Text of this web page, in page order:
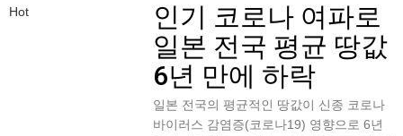
Hot 인기 코로나 여파로
일본 전국 평균 땅값
6년 만에 하락
일본 전국의 평균적인 땅값이 신종 코로나
바이러스 감염증(코로나19) 영향으로 6년